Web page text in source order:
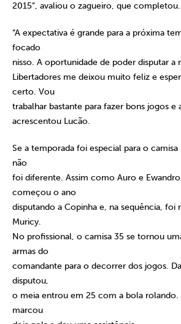
2015”, avaliou o zagueiro, que completou.
“A expectativa é grande para a próxima
focado
nisso. A oportunidade de poder disputar a
Libertadores me deixou muito feliz e
certo. Vou
trabalhar bastante para fazer bons jogos e
acrescentou Lucão.
Se a temporada foi especial para o camisa
não
foi diferente. Assim como Auro e
começou o ano
disputando a Copinha e, na sequência, foi
Muricy.
No profissional, o camisa 35 se tornou
armas do
comandante para o decorrer dos jogos.
disputou,
o meia entrou em 25 com a bola rolando.
marcou